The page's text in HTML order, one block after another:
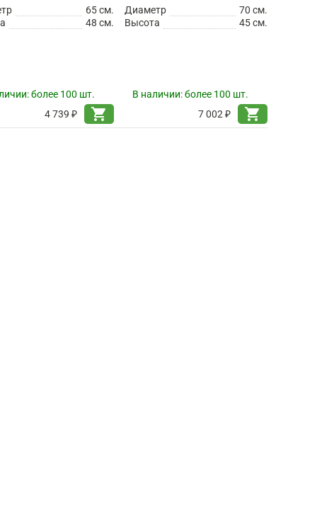
65 см.
48 см.
более 100 шт.
4 739 ₽
shopping_cart
Диаметр
70 см.
Высота
45 см.
В наличии:более 100 шт.
7 002 ₽
shopping_cart